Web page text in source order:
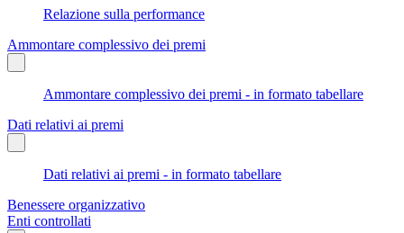
Relazione sulla performance
Ammontare complessivo dei premi
Ammontare complessivo dei premi - in formato tabellare
Dati relativi ai premi
Dati relativi ai premi - in formato tabellare
Benessere organizzativo
Enti controllati